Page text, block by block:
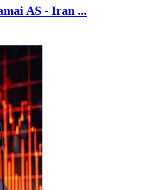
AS - Iran ...